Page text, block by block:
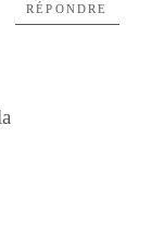
RÉPONDRE